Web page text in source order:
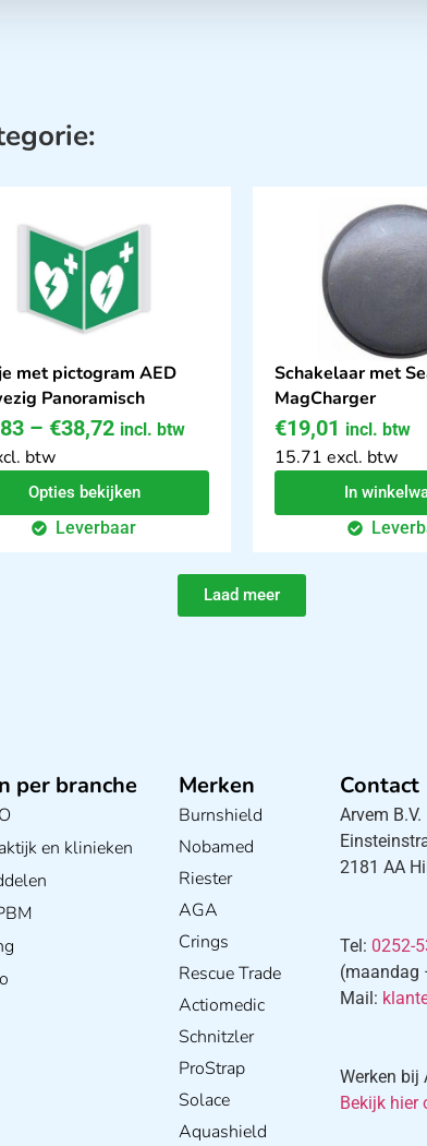
met pictogram AED
Panoramisch
– €38,72 incl. btw
btw
Opties bekijken
Leverbaar
Schakelaar met
MagCharger
€19,01 incl. btw
15.71 excl. btw
In
Laad meer
per branche
en klinieken
Merken
Burnshield
Nobamed
Riester
AGA
Crings
Rescue Trade
Actiomedic
Schnitzler
ProStrap
Solace
Aquashield
Contact
Arvem B.V.
2181 AA
Tel: 0252-
(maandag
Mail:
Werken bij
Bekijk hier